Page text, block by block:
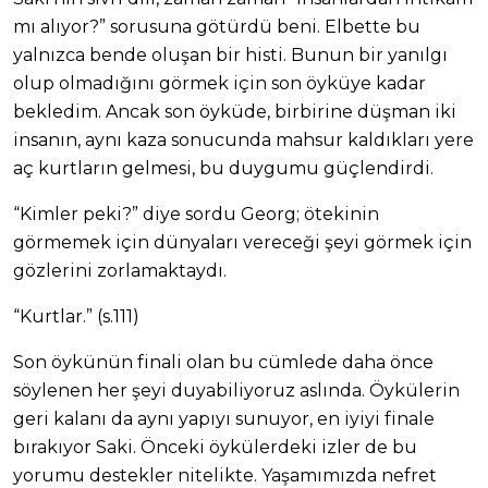
mı alıyor?” sorusuna götürdü beni. Elbette bu
yalnızca bende oluşan bir histi. Bunun bir yanılgı
olup olmadığını görmek için son öyküye kadar
bekledim. Ancak son öyküde, birbirine düşman iki
insanın, aynı kaza sonucunda mahsur kaldıkları yere
aç kurtların gelmesi, bu duygumu güçlendirdi.
“Kimler peki?” diye sordu Georg; ötekinin
görmemek için dünyaları vereceği şeyi görmek için
gözlerini zorlamaktaydı.
“Kurtlar.” (s.111)
Son öykünün finali olan bu cümlede daha önce
söylenen her şeyi duyabiliyoruz aslında. Öykülerin
geri kalanı da aynı yapıyı sunuyor, en iyiyi finale
bırakıyor Saki. Önceki öykülerdeki izler de bu
yorumu destekler nitelikte. Yaşamımızda nefret